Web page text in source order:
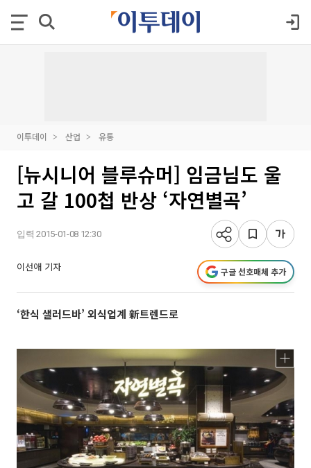
이투데이 산업 유통
[뉴시니어 블루슈머] 임금님도 울
고 갈 100첩 반상 ‘자연별곡’
입력 2015-01-08 12:30
이선애 기자 구글 선호매체 추가
‘한식 샐러드바’ 외식업계 新트렌드로